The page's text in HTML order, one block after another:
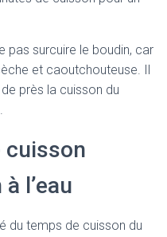
pas surcuire le boudin, car
et caoutchouteuse. Il
près la cuisson du
cuisson
l’eau
du temps de cuisson du